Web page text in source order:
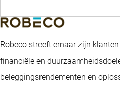
Robeco streeft ernaar zijn
financiële en
beleggingsrendementen en